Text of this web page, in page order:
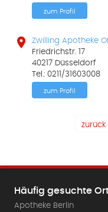
zum Profil

Zwilling Apotheke
Friedrichstr. 17
40217 Düsseldorf
Tel.: 0211/31603008
zum Profil
zurück
Häufig gesuchte
Apotheke Berlin